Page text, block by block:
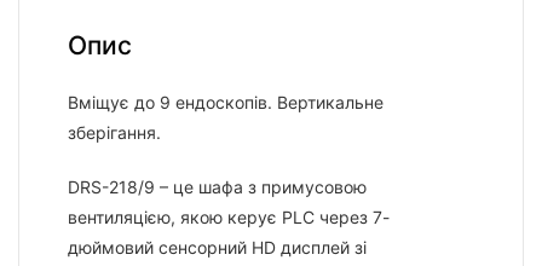
Опис
Вміщує до 9 ендоскопів. Вертикальне
зберігання.
DRS-218/9 – це шафа з примусовою
вентиляцією, якою керує PLC через 7-
дюймовий сенсорний HD дисплей зі